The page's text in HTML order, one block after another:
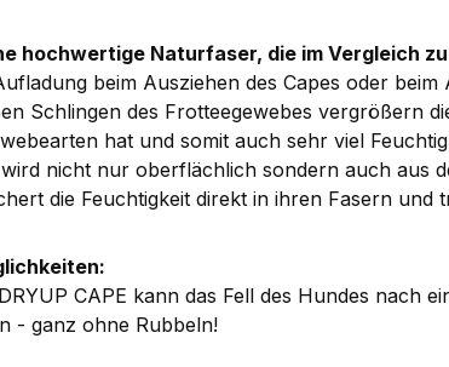
hochwertige Naturfaser, die im Vergleich
beim Ausziehen des Capes oder
Schlingen des Frotteegewebes vergrößern
hat und somit auch sehr viel
nicht nur oberflächlich sondern auch aus
die Feuchtigkeit direkt in ihren Fasern
CAPE kann das Fell des Hundes nach
- ganz ohne Rubbeln!